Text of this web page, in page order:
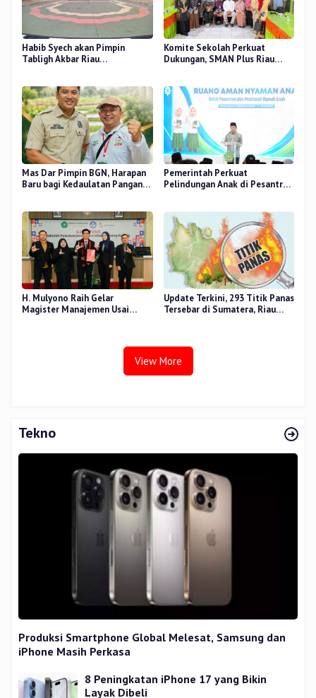
Habib Syech akan Pimpin
Tabligh Akbar Riau
Komite Sekolah Perkuat
Dukungan, SMAN Plus Riau
Mas Dar Pimpin BGN, Harapan
Baru bagi Kedaulatan Pangan
Pemerintah Perkuat
Pelindungan Anak di Pesantren
H. Mulyono Raih Gelar
Magister Manajemen Usai
Update Terkini, 293 Titik Panas
Tersebar di Sumatera, Riau
View More
Tekno
Produksi Smartphone Global Melesat, Samsung dan
iPhone Masih Perkasa
8 Peningkatan iPhone 17 yang Bikin
Layak Dibeli